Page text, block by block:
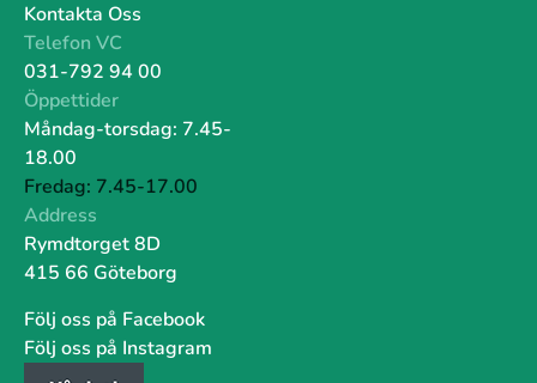
Kontakta Oss
Telefon VC
031-792 94 00
Öppettider
Måndag-torsdag: 7.45-
18.00
Fredag: 7.45-17.00
Address
Rymdtorget 8D
415 66 Göteborg
Följ oss på Facebook
Följ oss på Instagram